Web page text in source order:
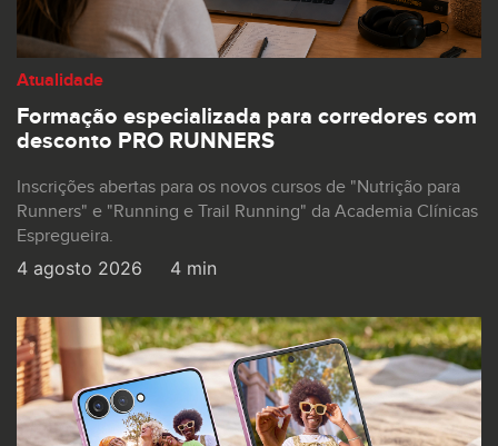
Atualidade
Formação especializada para corredores com
desconto PRO RUNNERS
Inscrições abertas para os novos cursos de "Nutrição para
Runners" e "Running e Trail Running" da Academia Clínicas
Espregueira.
4 agosto 2026 4 min